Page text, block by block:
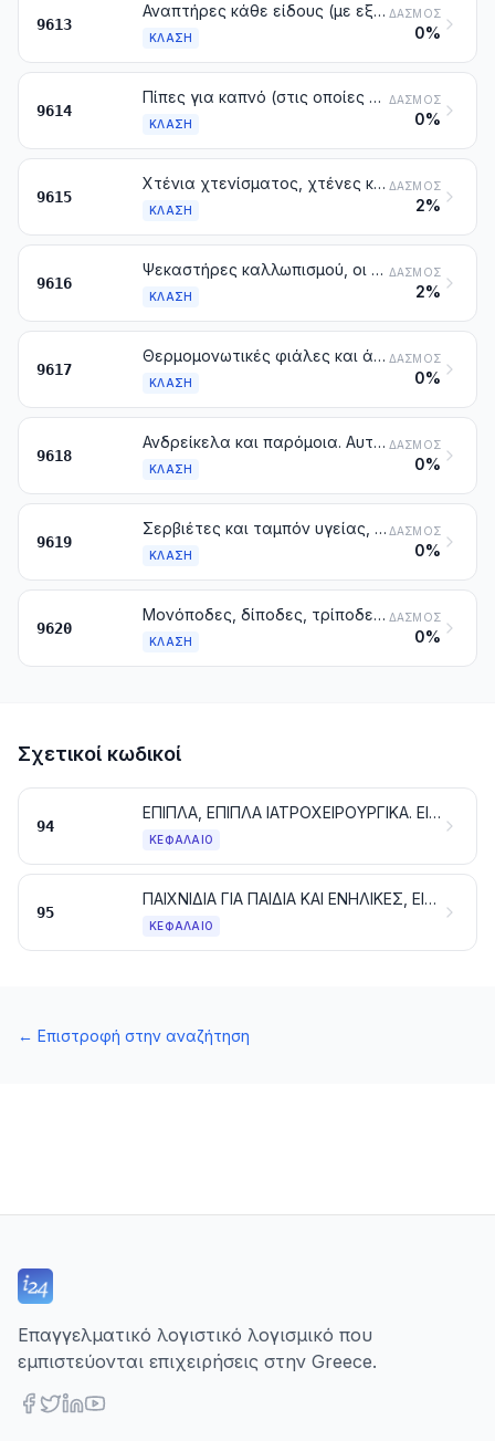
9613
Αναπτήρες κάθε είδους (με εξαίρεση τα είδη ανάφλεξης της κλάσης 3603), έστω και μηχανικοί ή ηλεκτρικοί, και τα μέρη τους εκτός από τις πέτρες και τα φιτίλια
ΚΛΆΣΗ
ΔΑΣΜΌΣ
0%
9614
Πίπες για καπνό (στις οποίες περιλαμβάνονται και οι κεφαλές για πίπες), πίπες για πούρα και τσιγάρα, και τα μέρη τους
ΚΛΆΣΗ
ΔΑΣΜΌΣ
0%
9615
Χτένια χτενίσματος, χτένες κόμμωσης, πιαστράκια για τα μαλλιά και παρόμοια είδη. Φουρκέτες, τσιμπιδάκια, ρόλοι κατσαρώματος, μπικουτί και παρόμοια είδη για την κόμμωση, άλλα από εκείνα της κλάσης 8516, και τα μέρη τους
ΚΛΆΣΗ
ΔΑΣΜΌΣ
2%
9616
Ψεκαστήρες καλλωπισμού, οι σκελετοί τους και οι κεφαλές των σκελετών. Είδη για το πουδράρισμα (πομπόν) ή για τη χρήση άλλων καλλυντικών ή προϊόντων καλλωπισμού
ΚΛΆΣΗ
ΔΑΣΜΌΣ
2%
9617
Θερμομονωτικές φιάλες και άλλα ισοθερμικά δοχεία συναρμολογημένα, στα οποία η μόνωση εξασφαλίζεται με κενό, καθώς και τα μέρη τους (με εξαίρεση τις γυάλινες εσωτερικές φιάλες)
ΚΛΆΣΗ
ΔΑΣΜΌΣ
0%
9618
Ανδρείκελα και παρόμοια. Αυτόματες και κινούμενες παραστάσεις για βιτρίνες
ΚΛΆΣΗ
ΔΑΣΜΌΣ
0%
9619
Σερβιέτες και ταμπόν υγείας, πάνες και παρόμοια είδη υγιεινής, από οποιοδήποτε υλικό
ΚΛΆΣΗ
ΔΑΣΜΌΣ
0%
9620
Μονόποδες, δίποδες, τρίποδες και παρόμοια είδη
ΚΛΆΣΗ
ΔΑΣΜΌΣ
0%
Σχετικοί κωδικοί
94
ΕΠΙΠΛΑ, ΕΠΙΠΛΑ ΙΑΤΡΟΧΕΙΡΟΥΡΓΙΚΑ. ΕΙΔΗ ΚΛΙΝΟΣΤΡΩΜΝΗΣ ΚΑΙ ΠΑΡΟΜΟΙΑ. ΦΩΤΙΣTIKA ΚΑΙ ΣΥΣΚΕΥΕΣ ΦΩΤΙΣΜΟΥ ΠΟΥ ΔΕΝ ΚΑΤΟΝΟΜΑΖΟΝΤΑΙ Ή ΔΕΝ ΠΕΡΙΛΑΜΒΑΝΟΝΤΑΙ ΑΛΛΟΥ. ΛΑΜΠΕΣ-ΡΕΚΛΑΜΕΣ, ΦΩΤΕΙΝΑ ΣΗΜΑΤΑ, ΦΩΤΕΙΝΕΣ ΕΝΔΕΙΚΤΙΚΕΣ ΠΙΝΑΚΙΔΕΣ ΚΑΙ ΠΑΡΟΜΟΙΑ ΕΙΔΗ. ΠΡΟΚΑΤΑΣΚΕΥΑΣΜΕΝΑ ΚΤΙΡΙΑ
ΚΕΦΆΛΑΙΟ
95
ΠΑΙΧΝΙΔΙΑ ΓΙΑ ΠΑΙΔΙΑ ΚΑΙ ΕΝΗΛΙΚΕΣ, ΕΙΔΗ ΔΙΑΣΚΕΔΑΣΗΣ Ή ΑΘΛΗΤΙΣΜΟΥ. ΤΑ ΜΕΡΗ ΚΑΙ ΕΞΑΡΤΗΜΑΤΑ ΤΟΥΣ
ΚΕΦΆΛΑΙΟ
← Επιστροφή στην αναζήτηση
Επαγγελματικό λογιστικό λογισμικό που
εμπιστεύονται επιχειρήσεις στην Greece.